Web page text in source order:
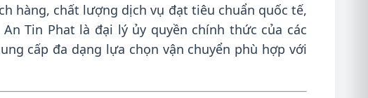
hàng, chất lượng dịch vụ đạt tiêu chuẩn quốc tế,
Tin Phat là đại lý ủy quyền chính thức của các
cấp đa dạng lựa chọn vận chuyển phù hợp với